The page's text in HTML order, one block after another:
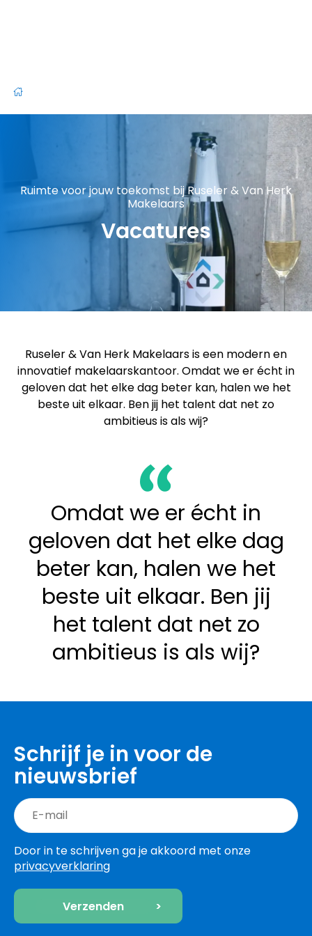
Ruimte voor jouw toekomst bij Ruseler & Van Herk
Makelaars
Vacatures
Ruseler & Van Herk Makelaars is een modern en
innovatief makelaarskantoor. Omdat we er écht in
geloven dat het elke dag beter kan, halen we het
beste uit elkaar. Ben jij het talent dat net zo
ambitieus is als wij?
Omdat we er écht in
geloven dat het elke dag
beter kan, halen we het
beste uit elkaar. Ben jij
het talent dat net zo
ambitieus is als wij?
Schrijf je in voor de
nieuwsbrief
Door in te schrijven ga je akkoord met onze
privacyverklaring